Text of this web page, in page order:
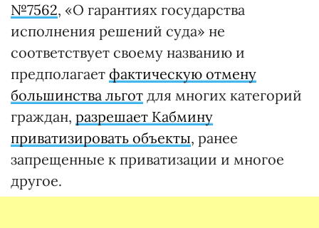
№7562, «О гарантиях государства
исполнения решений суда» не
соответствует своему названию и
предполагает фактическую отмену
большинства льгот для многих категорий
граждан, разрешает Кабмину
приватизировать объекты, ранее
запрещенные к приватизации и многое
другое.